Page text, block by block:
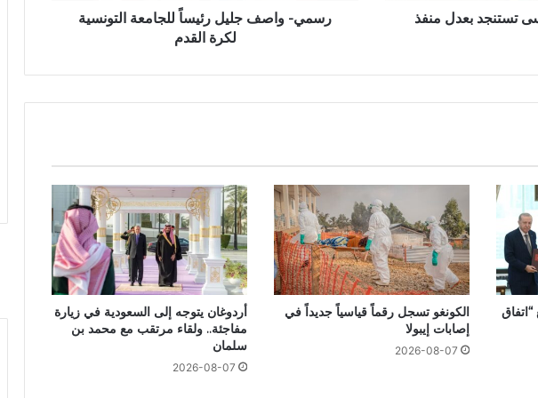
تستنجد بعدل منفذ
رسمي- واصف جليل رئيساً للجامعة التونسية
لكرة القدم
الكونغو تسجل رقماً قياسياً جديداً في
إصابات إيبولا
2026-08-07
أردوغان يتوجه إلى السعودية في زيارة
مفاجئة.. ولقاء مرتقب مع محمد بن
سلمان
2026-08-07